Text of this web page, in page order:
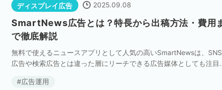
ディスプレイ広告 2025.09.08
SmartNews広告とは？特長から出稿方法・費用
で徹底解説
無料で使えるニュースアプリとして人気の高いSmartNewsは、SNS
広告や検索広告とは違った層にリーチできる広告媒体としても注目
媒体と比較したメリッ […]
広告運用